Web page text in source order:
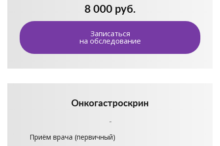
8 000 руб.
Записаться
на обследование
Онкогастроскрин
-
Приём врача (первичный)